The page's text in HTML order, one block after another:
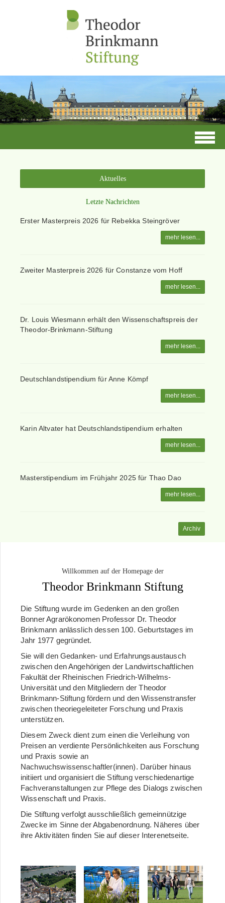
Aktuelles
Letzte Nachrichten
Erster Masterpreis 2026 für Rebekka Steingröver
mehr lesen...
Zweiter Masterpreis 2026 für Constanze vom Hoff
mehr lesen...
Dr. Louis Wiesmann erhält den Wissenschaftspreis der
Theodor-Brinkmann-Stiftung
mehr lesen...
Deutschlandstipendium für Anne Kömpf
mehr lesen...
Karin Altvater hat Deutschlandstipendium erhalten
mehr lesen...
Masterstipendium im Frühjahr 2025 für Thao Dao
mehr lesen...
Archiv
Willkommen auf der Homepage der
Theodor Brinkmann Stiftung
Die Stiftung wurde im Gedenken an den großen
Bonner Agrarökonomen Professor Dr. Theodor
Brinkmann anlässlich dessen 100. Geburtstages im
Jahr 1977 gegründet.
Sie will den Gedanken- und Erfahrungsaustausch
zwischen den Angehörigen der Landwirtschaftlichen
Fakultät der Rheinischen Friedrich-Wilhelms-
Universität und den Mitgliedern der Theodor
Brinkmann-Stiftung fördern und den Wissenstransfer
zwischen theoriegeleiteter Forschung und Praxis
unterstützen.
Diesem Zweck dient zum einen die Verleihung von
Preisen an verdiente Persönlichkeiten aus Forschung
und Praxis sowie an
Nachwuchswissenschaftler(innen). Darüber hinaus
initiiert und organisiert die Stiftung verschiedenartige
Fachveranstaltungen zur Pflege des Dialogs zwischen
Wissenschaft und Praxis.
Die Stiftung verfolgt ausschließlich gemeinnützige
Zwecke im Sinne der Abgabenordnung. Näheres über
ihre Aktivitäten finden Sie auf dieser Interenetseite.